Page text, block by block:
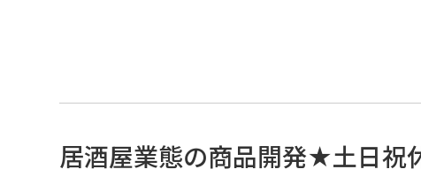
居酒屋業態の商品開発★土日祝